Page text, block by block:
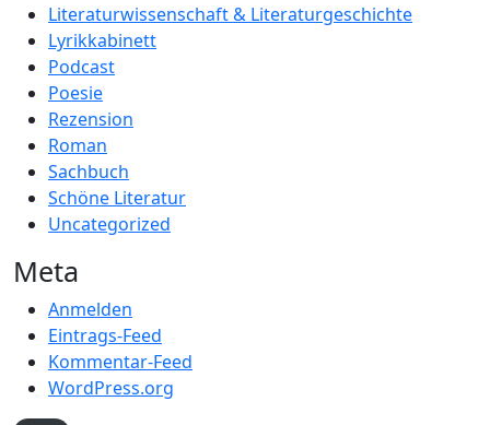
Literaturwissenschaft & Literaturgeschichte
Lyrikkabinett
Podcast
Poesie
Rezension
Roman
Sachbuch
Schöne Literatur
Uncategorized
Meta
Anmelden
Eintrags-Feed
Kommentar-Feed
WordPress.org